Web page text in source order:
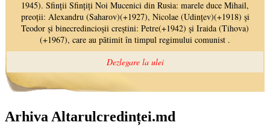
Arhiva Altarulcredinței.md